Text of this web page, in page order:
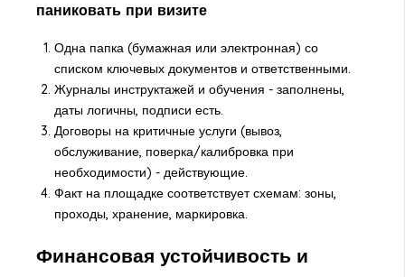
паниковать при визите
Одна папка (бумажная или электронная) со
списком ключевых документов и ответственными.
Журналы инструктажей и обучения - заполнены,
даты логичны, подписи есть.
Договоры на критичные услуги (вывоз,
обслуживание, поверка/калибровка при
необходимости) - действующие.
Факт на площадке соответствует схемам: зоны,
проходы, хранение, маркировка.
Финансовая устойчивость и